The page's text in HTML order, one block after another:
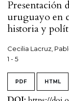
Presentación
uruguayo en
historia y
Cecilia Lacruz,
1 - 5
PDF HTML